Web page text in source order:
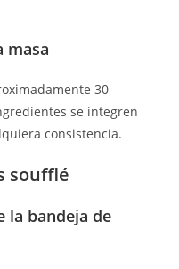
masa
30
se integren
consistencia.
soufflé
la bandeja de